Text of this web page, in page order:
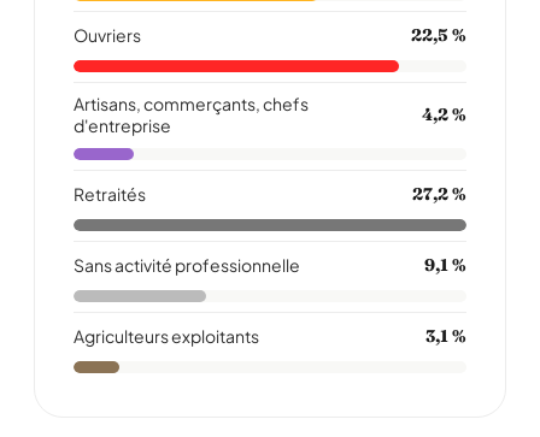
Ouvriers 22,5 %
Artisans, commerçants, chefs
d'entreprise
4,2 %
Retraités 27,2 %
Sans activité professionnelle 9,1 %
Agriculteurs exploitants 3,1 %